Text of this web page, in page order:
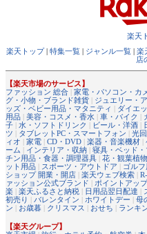
楽天
楽天トップ| 特集一覧 | ジャンル一覧 | 楽
店
【楽天市場のサービス】
ファッション 総合 | 家電・パソコン・カ
グ・小物・ブランド雑貨 | ジュエリー・
ッズ・ベビー用品・マタニティ | ダイエ
用品 | 美容・コスメ・香水 | 車・バイク |
子 | 水・ソフトドリンク | ビール・洋酒 |
ツ | タブレットPC・スマートフォン | 光
ィオ | 家電 | CD・DVD | 楽器・音楽機材 |
ーム | インテリア・収納 | 寝具・ベッド・
チン用品・食器・調理器具 | 花・観葉植物
ット用品 | スポーツ・アウトドア | ゴル
ショップ 開業・開店 | 楽天ウェブ検索 |
ァッション公式ブランド | ポイントアップ
楽 | 楽天ふるさと納税 | 日用品翌日配達 |
初売り | バレンタイン | ホワイトデー | 母
ン | お歳暮 | クリスマス | おせち | ランキ
【楽天グループ】